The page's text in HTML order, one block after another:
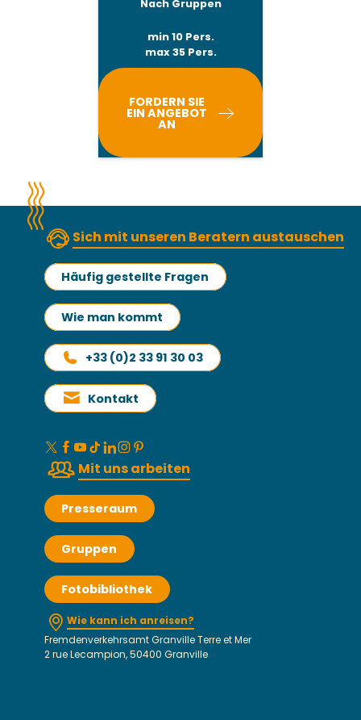
Nach Gruppen
min 10 Pers.
max 35 Pers.
FORDERN SIE
EIN ANGEBOT
AN
Sich mit unseren Beratern austauschen
Häufig gestellte Fragen
Wie man kommt
+33 (0)2 33 91 30 03
Kontakt
Mit uns arbeiten
Presseraum
Gruppen
Fotobibliothek
Wie kann ich anreisen?
Fremdenverkehrsamt Granville Terre et Mer
2 rue Lecampion, 50400 Granville